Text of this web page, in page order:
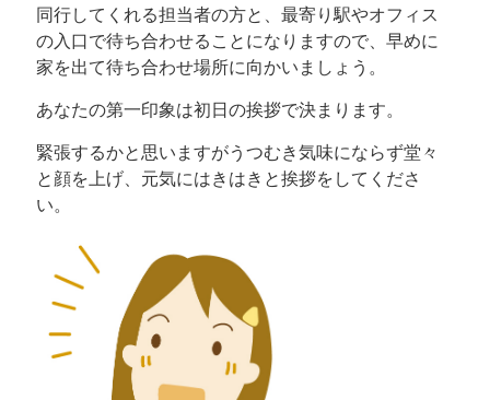
同行してくれる担当者の方と、最寄り駅やオフィス
の入口で待ち合わせることになりますので、早めに
家を出て待ち合わせ場所に向かいましょう。
あなたの第一印象は初日の挨拶で決まります。
緊張するかと思いますがうつむき気味にならず堂々
と顔を上げ、元気にはきはきと挨拶をしてくださ
い。